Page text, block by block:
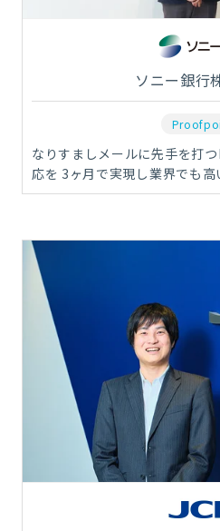
ソニー銀行
なりすましメールに先手を打
応を 3ヶ月で実現し業界でも